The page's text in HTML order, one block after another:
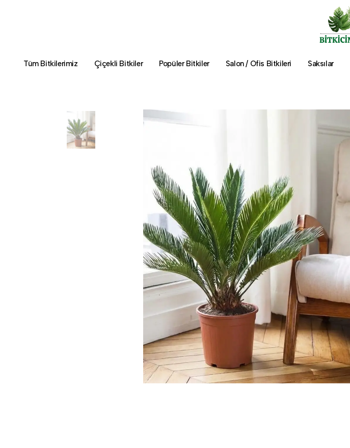
Tüm Bitkilerimiz Çiçekli Bitkiler Popüler Bitkiler Salon / Ofis Bitkileri Saksılar